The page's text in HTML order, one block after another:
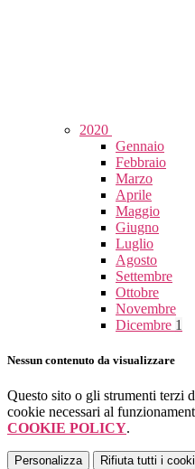
2020
Gennaio
Febbraio
Marzo
Aprile
Maggio
Giugno
Luglio
Agosto
Settembre
Ottobre
Novembre
Dicembre 1
Nessun contenuto da visualizzare
Questo sito o gli strumenti terzi
cookie necessari al
COOKIE POLICY.
Personalizza Rifiuta tutti i